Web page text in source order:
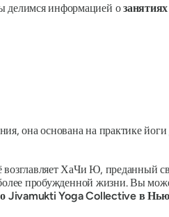
делимся информацией о
она основана на практике
ХаЧи Ю, преданный
пробужденной жизни. Вы
Jivamukti Yoga Collective в